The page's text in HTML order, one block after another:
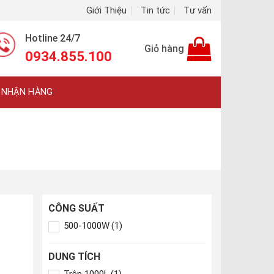
Giới Thiệu Tin tức Tư vấn
Hotline 24/7
0934.855.100 Giỏ hàng
HÀNG
CÔNG SUẤT
500-1000W(1)
DUNG TÍCH